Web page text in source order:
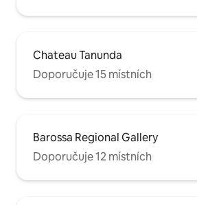
Chateau Tanunda
Doporučuje 15 místních
Barossa Regional Gallery
Doporučuje 12 místních